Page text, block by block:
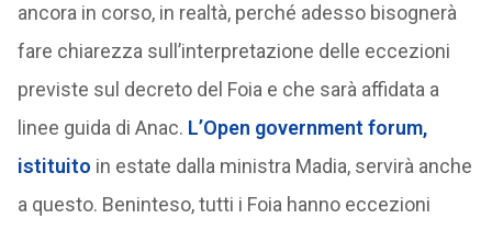
ancora in corso, in realtà, perché adesso bisognerà
fare chiarezza sull’interpretazione delle eccezioni
previste sul decreto del Foia e che sarà affidata a
linee guida di Anac. L’Open government forum,
istituito in estate dalla ministra Madia, servirà anche
a questo. Beninteso, tutti i Foia hanno eccezioni